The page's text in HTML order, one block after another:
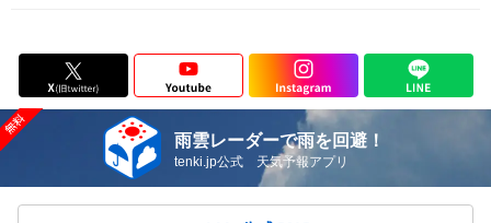
雨雲レーダーで雨を回避！
tenki.jp公式 天気予報アプリ